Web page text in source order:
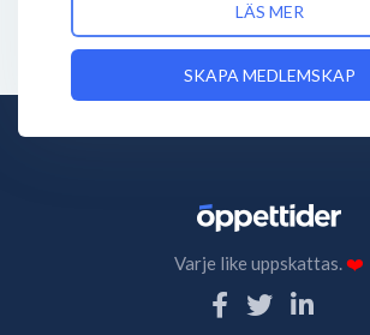
LÄS MER
SKAPA MEDLEMSKAP
Varje like uppskattas.❤️